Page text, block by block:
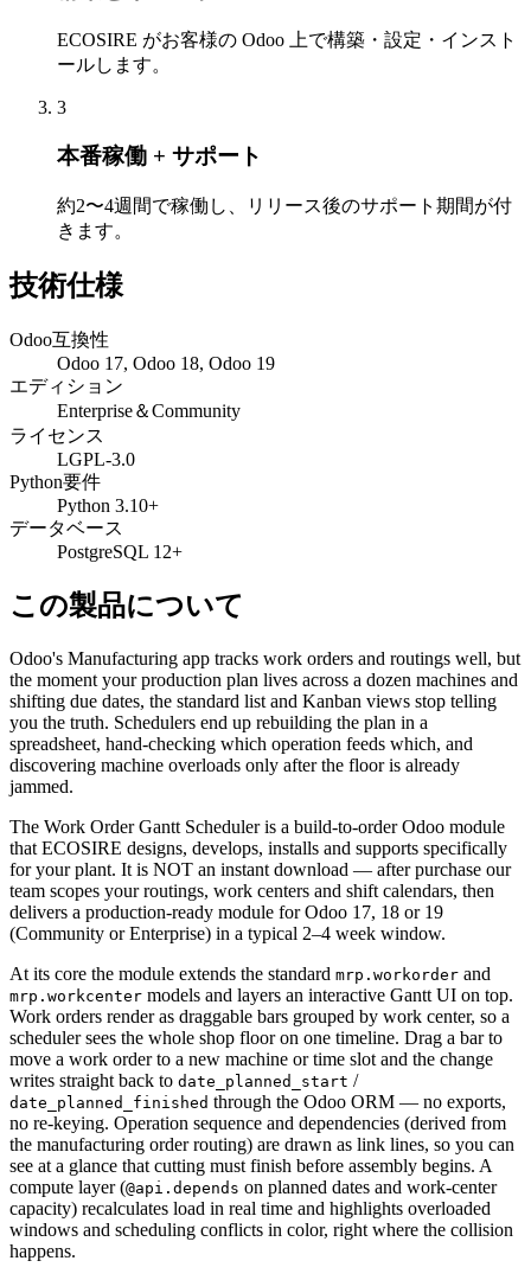
ECOSIRE がお客様の Odoo 上で構築・設定・インスト
ールします。
3
本番稼働 + サポート
約2〜4週間で稼働し、リリース後のサポート期間が付
きます。
技術仕様
Odoo互換性
Odoo 17, Odoo 18, Odoo 19
エディション
Enterprise＆Community
ライセンス
LGPL-3.0
Python要件
Python 3.10+
データベース
PostgreSQL 12+
この製品について
Odoo's Manufacturing app tracks work orders and routings well, but
the moment your production plan lives across a dozen machines and
shifting due dates, the standard list and Kanban views stop telling
you the truth. Schedulers end up rebuilding the plan in a
spreadsheet, hand-checking which operation feeds which, and
discovering machine overloads only after the floor is already
jammed.
The Work Order Gantt Scheduler is a build-to-order Odoo module
that ECOSIRE designs, develops, installs and supports specifically
for your plant. It is NOT an instant download — after purchase our
team scopes your routings, work centers and shift calendars, then
delivers a production-ready module for Odoo 17, 18 or 19
(Community or Enterprise) in a typical 2–4 week window.
At its core the module extends the standard mrp.workorder and
mrp.workcenter models and layers an interactive Gantt UI on top.
Work orders render as draggable bars grouped by work center, so a
scheduler sees the whole shop floor on one timeline. Drag a bar to
move a work order to a new machine or time slot and the change
writes straight back to date_planned_start /
date_planned_finished through the Odoo ORM — no exports,
no re-keying. Operation sequence and dependencies (derived from
the manufacturing order routing) are drawn as link lines, so you can
see at a glance that cutting must finish before assembly begins. A
compute layer (@api.depends on planned dates and work-center
capacity) recalculates load in real time and highlights overloaded
windows and scheduling conflicts in color, right where the collision
happens.